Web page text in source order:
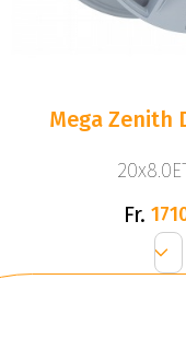
Mega Zenith
Fr.